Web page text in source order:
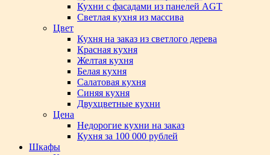
Кухни с фасадами из панелей AGT
Светлая кухня из массива
Цвет
Кухня на заказ из светлого дерева
Красная кухня
Желтая кухня
Белая кухня
Салатовая кухня
Синяя кухня
Двухцветные кухни
Цена
Недорогие кухни на заказ
Кухня за 100 000 рублей
Шкафы